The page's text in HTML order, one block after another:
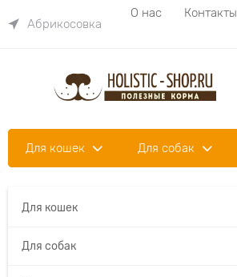
Абрикосовка
О нас Контакты
Для кошек Для собак
Для кошек
Для собак